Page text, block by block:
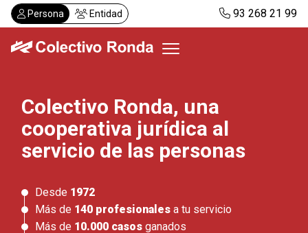
Pasar
al
contenido
Persona Entidad 93 268 21 99
Colectivo Ronda
Servicios
Actualidad
Despachos
Abonos
Colectivo Ronda, una
cooperativa jurídica al
servicio de las personas
Desde 1972
Más de 140 profesionales a tu servicio
Más de 10.000 casos ganados